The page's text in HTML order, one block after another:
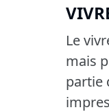
Le
mais
partie